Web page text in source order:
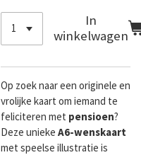
In
winkelwagen
Op zoek naar een originele en
vrolijke kaart om iemand te
feliciteren met pensioen?
Deze unieke A6-wenskaart
met speelse illustratie is